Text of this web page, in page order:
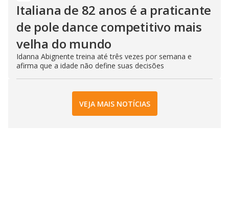
Italiana de 82 anos é a praticante
de pole dance competitivo mais
velha do mundo
Idanna Abignente treina até três vezes por semana e
afirma que a idade não define suas decisões
VEJA MAIS NOTÍCIAS